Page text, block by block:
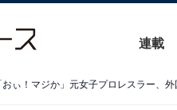
連載